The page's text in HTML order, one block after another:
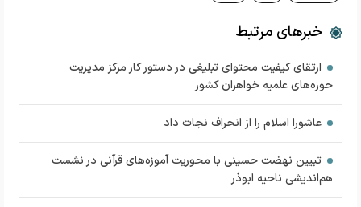
خبرهای مرتبط
ارتقای کیفیت محتوای تبلیغی در دستور کار مرکز مدیریت
حوزه‌های علمیه خواهران کشور
عاشورا اسلام را از انحراف نجات داد
تبیین نهضت حسینی با محوریت آموزه‌های قرآنی در نشست
هم‌اندیشی ناحیه ابوذر